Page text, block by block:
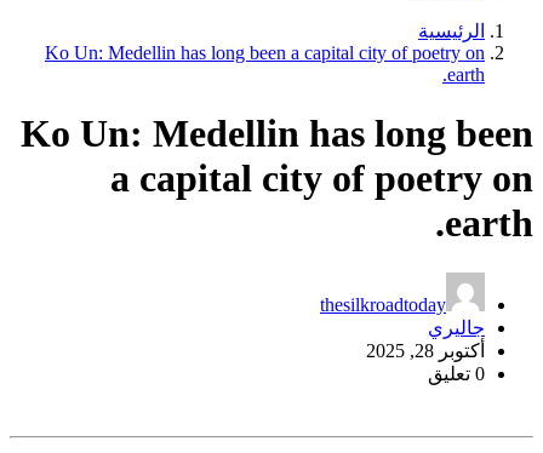
الرئيسية
Ko Un: Medellin has long been a capital city of poetry on
earth.
Ko Un: Medellin has long been
a capital city of poetry on
earth.
thesilkroadtoday
جاليري
أكتوبر 28, 2025
0 تعليق